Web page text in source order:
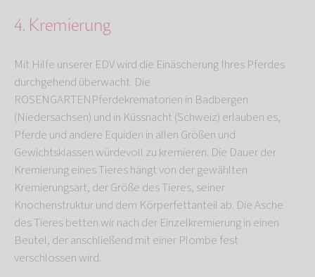
4. Kremierung
Mit Hilfe unserer EDV wird die Einäscherung Ihres Pferdes
durchgehend überwacht. Die
ROSENGARTENPferdekrematorien in Badbergen
(Niedersachsen) und in Küssnacht (Schweiz) erlauben es,
Pferde und andere Equiden in allen Größen und
Gewichtsklassen würdevoll zu kremieren. Die Dauer der
Kremierung eines Tieres hängt von der gewählten
Kremierungsart, der Größe des Tieres, seiner
Knochenstruktur und dem Körperfettanteil ab. Die Asche
des Tieres betten wir nach der Einzelkremierung in einen
Beutel, der anschließend mit einer Plombe fest
verschlossen wird.